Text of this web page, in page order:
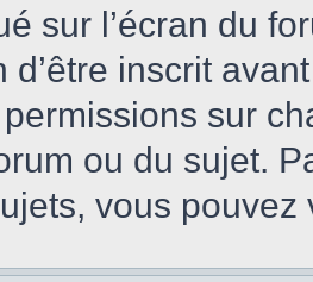
sur l’écran du
d’être inscrit
sur
ou du sujet.
vous